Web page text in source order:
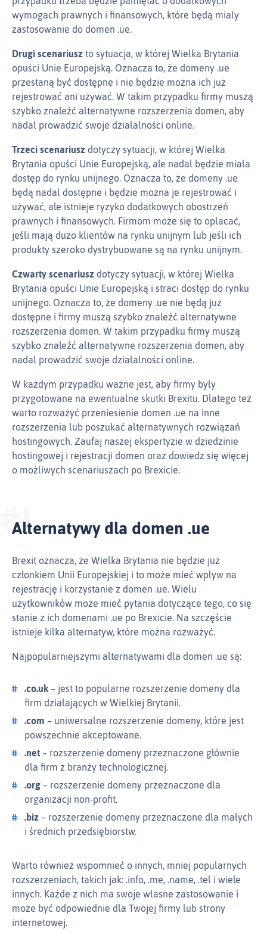
wymogach prawnych i finansowych, które będą miały
zastosowanie do domen .ue.
Drugi scenariusz to sytuacja, w której Wielka Brytania
opuści Unie Europejską. Oznacza to, że domeny .ue
przestaną być dostępne i nie będzie można ich już
rejestrować ani używać. W takim przypadku firmy muszą
szybko znaleźć alternatywne rozszerzenia domen, aby
nadal prowadzić swoje działalności online.
Trzeci scenariusz dotyczy sytuacji, w której Wielka
Brytania opuści Unie Europejską, ale nadal będzie miała
dostęp do rynku unijnego. Oznacza to, że domeny .ue
będą nadal dostępne i będzie można je rejestrować i
używać, ale istnieje ryzyko dodatkowych obostrzeń
prawnych i finansowych. Firmom może się to opłacać,
jeśli mają dużo klientów na rynku unijnym lub jeśli ich
produkty szeroko dystrybuowane są na rynku unijnym.
Czwarty scenariusz dotyczy sytuacji, w której Wielka
Brytania opuści Unie Europejską i straci dostęp do rynku
unijnego. Oznacza to, że domeny .ue nie będą już
dostępne i firmy muszą szybko znaleźć alternatywne
rozszerzenia domen. W takim przypadku firmy muszą
szybko znaleźć alternatywne rozszerzenia domen, aby
nadal prowadzić swoje działalności online.
W każdym przypadku ważne jest, aby firmy były
przygotowane na ewentualne skutki Brexitu. Dlatego też
warto rozważyć przeniesienie domen .ue na inne
rozszerzenia lub poszukać alternatywnych rozwiązań
hostingowych. Zaufaj naszej ekspertyzie w dziedzinie
hostingowej i rejestracji domen oraz dowiedz się więcej
o możliwych scenariuszach po Brexicie.
Alternatywy dla domen .ue
Brexit oznacza, że Wielka Brytania nie będzie już
członkiem Unii Europejskiej i to może mieć wpływ na
rejestrację i korzystanie z domen .ue. Wielu
użytkowników może mieć pytania dotyczące tego, co się
stanie z ich domenami .ue po Brexicie. Na szczęście
istnieje kilka alternatyw, które można rozważyć.
Najpopularniejszymi alternatywami dla domen .ue są:
.co.uk – jest to popularne rozszerzenie domeny dla
firm działających w Wielkiej Brytanii.
.com – uniwersalne rozszerzenie domeny, które jest
powszechnie akceptowane.
.net – rozszerzenie domeny przeznaczone głównie
dla firm z branży technologicznej.
.org – rozszerzenie domeny przeznaczone dla
organizacji non-profit.
.biz – rozszerzenie domeny przeznaczone dla małych
i średnich przedsiębiorstw.
Warto również wspomnieć o innych, mniej popularnych
rozszerzeniach, takich jak: .info, .me, .name, .tel i wiele
innych. Każde z nich ma swoje własne zastosowanie i
może być odpowiednie dla Twojej firmy lub strony
internetowej.